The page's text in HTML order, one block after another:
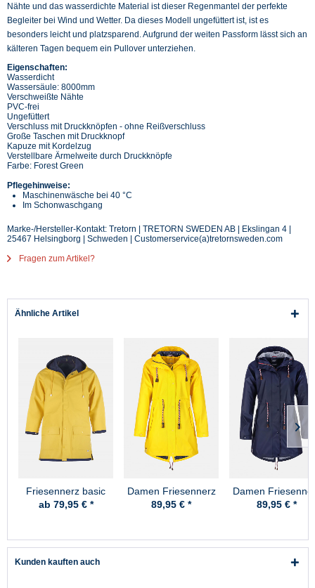
Nähte und das wasserdichte Material ist dieser Regenmantel der perfekte
Begleiter bei Wind und Wetter. Da dieses Modell ungefüttert ist, ist es
besonders leicht und platzsparend. Aufgrund der weiten Passform lässt sich an
kälteren Tagen bequem ein Pullover unterziehen.
Eigenschaften:
Wasserdicht
Wassersäule: 8000mm
Verschweißte Nähte
PVC-frei
Ungefüttert
Verschluss mit Druckknöpfen - ohne Reißverschluss
Große Taschen mit Druckknopf
Kapuze mit Kordelzug
Verstellbare Ärmelweite durch Druckknöpfe
Farbe: Forest Green
Pflegehinweise:
Maschinenwäsche bei 40 °C
Im Schonwaschgang
Marke-/Hersteller-Kontakt: Tretorn | TRETORN SWEDEN AB | Ekslingan 4 |
25467 Helsingborg | Schweden | Customerservice(a)tretornsweden.com
Fragen zum Artikel?
Ähnliche Artikel
Friesennerz basic
ab 79,95 € *
Damen Friesennerz
Gelb Anker-Futter
89,95 € *
Damen
Blau Anker-Futter
89,95 € *
Kunden kauften auch